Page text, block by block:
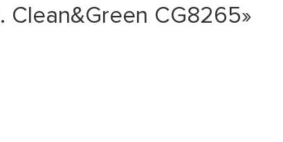
Clean&Green CG8265»